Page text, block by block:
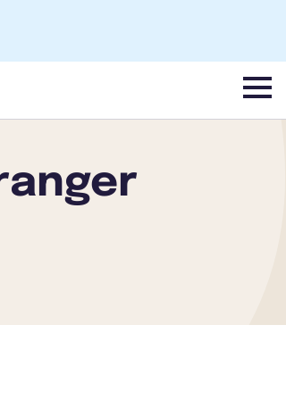
menu